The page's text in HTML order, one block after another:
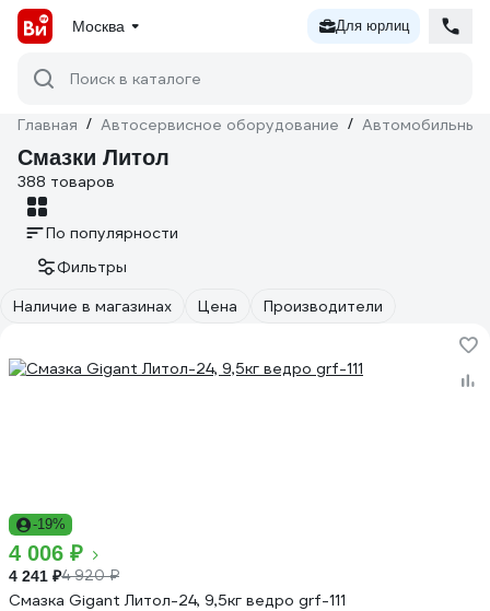
Москва Для юрлиц
Поиск в каталоге
Главная / Автосервисное оборудование / Автомобильные
Смазки Литол
388 товаров
По популярности
Фильтры
Наличие в магазинах
Цена Производители
-19%
4 006 ₽
4 241 ₽4 920 ₽
Смазка Gigant Литол-24, 9,5кг ведро grf-111